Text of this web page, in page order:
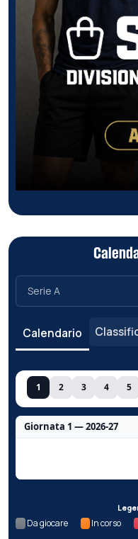
Calendario
1 2 3 4 5
Giornata 1 — 2026-27
Da giocare In corso